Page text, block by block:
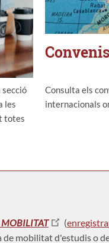
secció
les
totes
Consulta els
internacionals
MOBILITAT (
de mobilitat d'estudis o